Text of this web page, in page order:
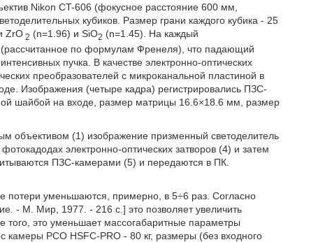
Nikon CT-606 (фокусное расстояние 600 мм,
кубиков. Размер грани каждого кубика - 25
ZrO2 (n=1.96) и SiO2 (n=1.45). На каждый
(рассчитанное по формулам Френеля), что падающий
пучка. В качестве электронно-оптических
преобразователей с микроканальной пластиной в
Изображения (четыре кадра) регистрировались ПЗС-
шайбой на входе, размер матрицы 16.6×18.6 мм, размер
объективом (1) изображение призменный светоделитель
электронно-оптических затворов (4) и затем
ПЗС-камерами (5) и передаются в ПК.
потери уменьшаются, примерно, в 5÷6 раз. Согласно
- М. Мир, 1977. - 216 с.] это позволяет увеличить
того, это уменьшает массогабаритные параметры
камеры РСО HSFC-PRO - 80 кг, размеры (без входного